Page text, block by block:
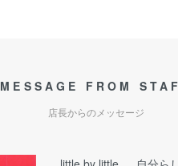
MESSAGE FROM
店長からのメッセージ